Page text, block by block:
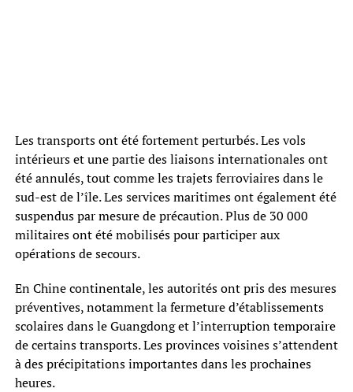
Les transports ont été fortement perturbés. Les vols
intérieurs et une partie des liaisons internationales ont
été annulés, tout comme les trajets ferroviaires dans le
sud-est de l’île. Les services maritimes ont également été
suspendus par mesure de précaution. Plus de 30 000
militaires ont été mobilisés pour participer aux
opérations de secours.
En Chine continentale, les autorités ont pris des mesures
préventives, notamment la fermeture d’établissements
scolaires dans le Guangdong et l’interruption temporaire
de certains transports. Les provinces voisines s’attendent
à des précipitations importantes dans les prochaines
heures.